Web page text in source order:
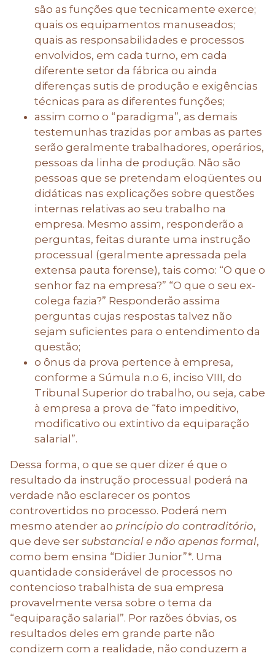
são as funções que tecnicamente exerce;
quais os equipamentos manuseados;
quais as responsabilidades e processos
envolvidos, em cada turno, em cada
diferente setor da fábrica ou ainda
diferenças sutis de produção e exigências
técnicas para as diferentes funções;
assim como o “paradigma”, as demais
testemunhas trazidas por ambas as partes
serão geralmente trabalhadores, operários,
pessoas da linha de produção. Não são
pessoas que se pretendam eloqüentes ou
didáticas nas explicações sobre questões
internas relativas ao seu trabalho na
empresa. Mesmo assim, responderão a
perguntas, feitas durante uma instrução
processual (geralmente apressada pela
extensa pauta forense), tais como: “O que o
senhor faz na empresa?” “O que o seu ex-
colega fazia?” Responderão assima
perguntas cujas respostas talvez não
sejam suficientes para o entendimento da
questão;
o ônus da prova pertence à empresa,
conforme a Súmula n.o 6, inciso VIII, do
Tribunal Superior do trabalho, ou seja, cabe
à empresa a prova de “fato impeditivo,
modificativo ou extintivo da equiparação
salarial”.
Dessa forma, o que se quer dizer é que o
resultado da instrução processual poderá na
verdade não esclarecer os pontos
controvertidos no processo. Poderá nem
mesmo atender ao princípio do contraditório,
que deve ser substancial e não apenas formal,
como bem ensina “Didier Junior”*. Uma
quantidade considerável de processos no
contencioso trabalhista de sua empresa
provavelmente versa sobre o tema da
“equiparação salarial”. Por razões óbvias, os
resultados deles em grande parte não
condizem com a realidade, não conduzem a